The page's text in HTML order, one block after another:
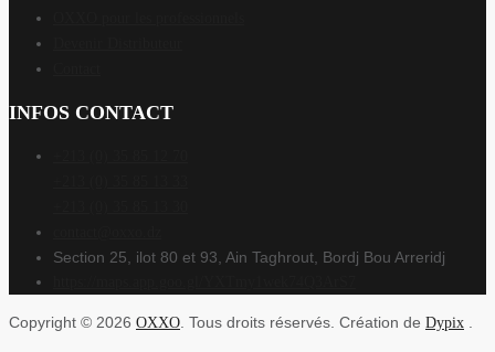
INFOS CONTACT
Section 25, ilot 80 et 93, Ain Taghrout, Bordj Bou Arreridj
Copyright © 2026 OXXO . Tous droits réservés. Création de Dypix